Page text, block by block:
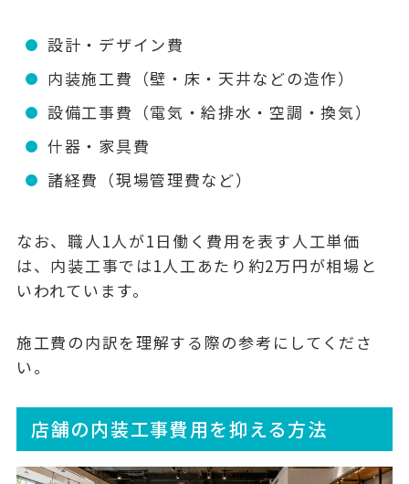
設計・デザイン費
内装施工費（壁・床・天井などの造作）
設備工事費（電気・給排水・空調・換気）
什器・家具費
諸経費（現場管理費など）
なお、職人1人が1日働く費用を表す 人工単価
は、内装工事では1人工あたり約2万円が相場と
いわれています。
施工費の内訳を理解する際の参考にしてくださ
い。
店舗の内装工事費用を抑える方法